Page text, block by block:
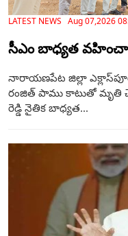
LATEST NEWS Aug 07,2026
సీఎం బాధ్యత
నారాయణపేట జిల్లా
రంజిత్ పాము కాటుతో మృతి
రెడ్డి నైతిక బాధ్యత...